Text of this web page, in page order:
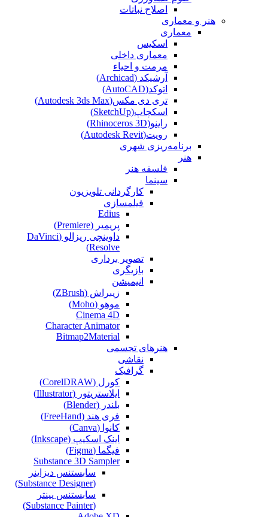
اصلاح نباتات
هنر و معماری
معماری
اسکیس
معماری داخلی
مرمت و احیاء
آرشیکد (Archicad)
اتوکد(AutoCAD)
تری دی مکس(Autodesk 3ds Max)
اسکچاپ(SketchUp)
راینو(Rhinoceros 3D)
رویت(Autodesk Revit)
برنامه‌ریزی شهری
هنر
فلسفه هنر
سینما
کارگردانی تلویزیون
فیلمسازی
Edius
پریمیر (Premiere)
داوینچی ریزالو (DaVinci
Resolve)
تصویر برداری
بازیگری
انیمیشن
زیبراش (ZBrush)
موهو (Moho)
Cinema 4D
Character Animator
Bitmap2Material
هنرهای تجسمی
نقاشی‌
گرافیک
کورل (CorelDRAW)
ایلاستریتور (Illustrator)
بلندر (Blender)
فری هند (FreeHand)
کانوا (Canva)
اینک اسکیپ (Inkscape)
فیگما (Figma‎)
Substance 3D Sampler
سابستنس دیزاینر
(Substance Designer)
سابستنس پینتر
(Substance Painter)